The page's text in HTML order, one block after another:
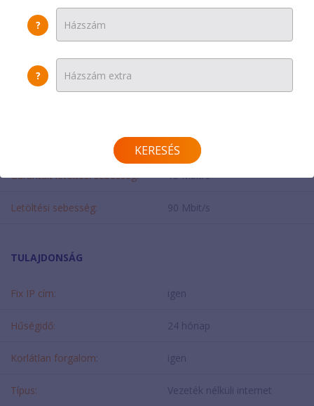
Modem díja:
SEBESSÉG
Garantált feltöltési sebesség: 2 Mbit/s
Garantált letöltési sebesség: 15 Mbit/s
Letöltési sebesség: 90 Mbit/s
TULAJDONSÁG
Fix IP cím: igen
Hűségidő: 24 hónap
Korlátlan forgalom: igen
Típus: Vezeték nélküli internet
?
?
KERESÉS